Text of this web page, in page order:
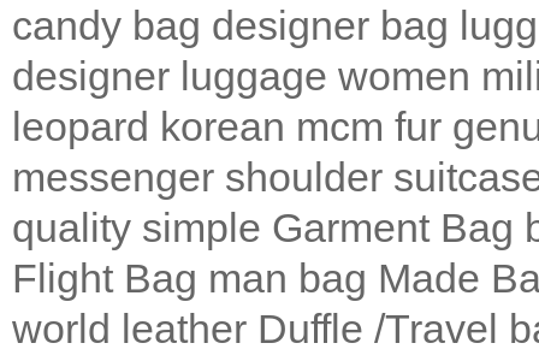
candy bag designer bag
designer luggage women
leopard korean mcm fur
messenger shoulder
quality simple Garment Bag
Flight Bag man bag Made
world leather Duffle /Travel